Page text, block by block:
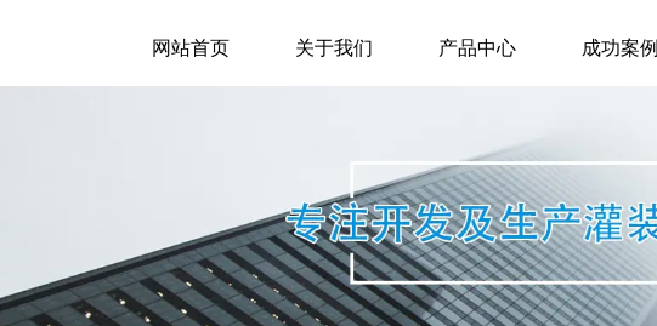
网站首页 关于我们 产品中心 成功案例